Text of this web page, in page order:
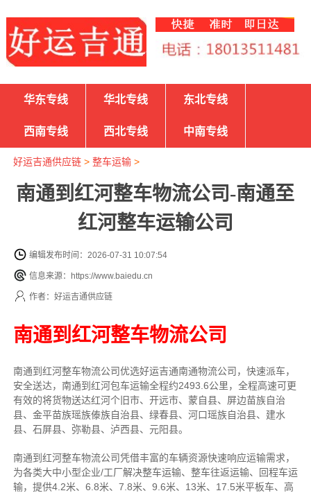
华东专线 华北专线 东北专线
西南专线 西北专线 中南专线
好运吉通供应链> 整车运输>
南通到红河整车物流公司-南通至
红河整车运输公司
编辑发布时间：2026-07-31 10:07:54
信息来源：https://www.baiedu.cn
作者：好运吉通供应链
南通到红河整车物流公司
南通到红河整车物流公司优选好运吉通南通物流公司，快速派车，
安全送达，南通到红河包车运输全程约2493.6公里，全程高速可更
有效的将货物送达红河个旧市、开远市、蒙自县、屏边苗族自治
县、金平苗族瑶族傣族自治县、绿春县、河口瑶族自治县、建水
县、石屏县、弥勒县、泸西县、元阳县。
南通到红河整车物流公司凭借丰富的车辆资源快速响应运输需求，
为各类大中小型企业/工厂解决整车运输、整车往返运输、回程车运
输， 提供4.2米、6.8米、7.8米、9.6米、13米、17.5米平板车、高